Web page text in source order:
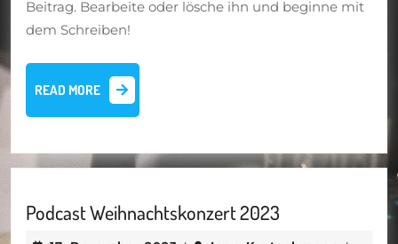
Beitrag. Bearbeite oder lösche ihn und beginne mit
dem Schreiben!
READ MORE
READ
MORE
Podcast Weihnachtskonzert 2023